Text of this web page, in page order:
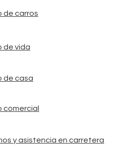
de carros
de vida
de casa
comercial
y asistencia en carretera